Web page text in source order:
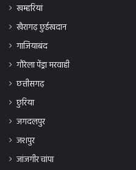
छुरिया
जगदलपुर
जशपुर
जांजगीर चांपा
जांजगीर/चांपा
जोधरा बिलासपुर
झारखंड/रायपुर
तखतपुर
तिरुवनंतपुरम/ रायपुर